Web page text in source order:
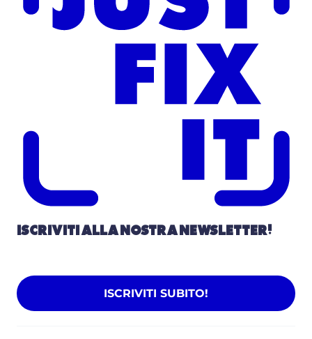
ISCRIVITI ALLA NOSTRA NEWSLETTER!
ISCRIVITI SUBITO!